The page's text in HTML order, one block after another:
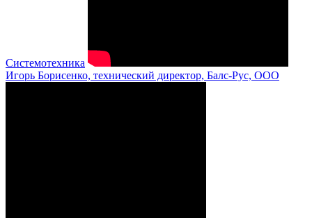
Системотехника
Игорь Борисенко, технический директор, Балс-Рус, ООО